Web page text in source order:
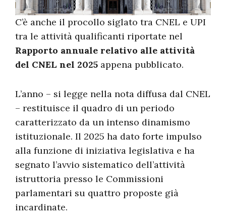
C’è anche il procollo siglato tra CNEL e UPI
tra le attività qualificanti riportate nel
Rapporto annuale relativo alle attività
del CNEL nel 2025 appena pubblicato.
L’anno – si legge nella nota diffusa dal CNEL
– restituisce il quadro di un periodo
caratterizzato da un intenso dinamismo
istituzionale. Il 2025 ha dato forte impulso
alla funzione di iniziativa legislativa e ha
segnato l’avvio sistematico dell’attività
istruttoria presso le Commissioni
parlamentari su quattro proposte già
incardinate.